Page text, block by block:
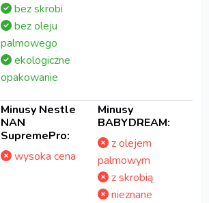
bez skrobi
bez oleju
palmowego
ekologiczne
opakowanie
Minusy Nestle
NAN
SupremePro:
wysoka cena
Minusy
BABYDREAM:
z olejem
palmowym
z skrobią
nieznane